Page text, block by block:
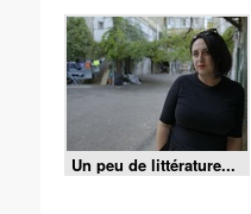
mondes : quand Mars
attaque...
Un peu de littérature...
- Nino Haratischwili :